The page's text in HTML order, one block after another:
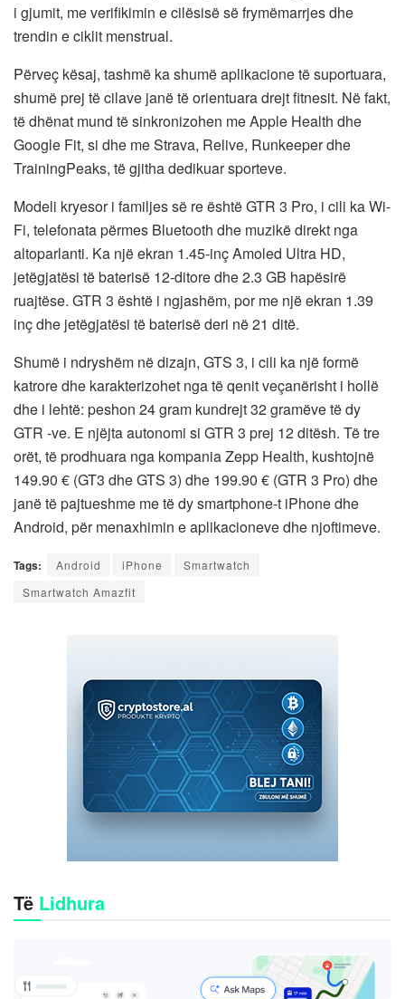
i gjumit, me verifikimin e cilësisë së frymëmarrjes dhe
trendin e ciklit menstrual.
Përveç kësaj, tashmë ka shumë aplikacione të suportuara,
shumë prej të cilave janë të orientuara drejt fitnesit. Në fakt,
të dhënat mund të sinkronizohen me Apple Health dhe
Google Fit, si dhe me Strava, Relive, Runkeeper dhe
TrainingPeaks, të gjitha dedikuar sporteve.
Modeli kryesor i familjes së re është GTR 3 Pro, i cili ka Wi-
Fi, telefonata përmes Bluetooth dhe muzikë direkt nga
altoparlanti. Ka një ekran 1.45-inç Amoled Ultra HD,
jetëgjatësi të baterisë 12-ditore dhe 2.3 GB hapësirë ​​
ruajtëse. GTR 3 është i ngjashëm, por me një ekran 1.39
inç dhe jetëgjatësi të baterisë deri në 21 ditë.
Shumë i ndryshëm në dizajn, GTS 3, i cili ka një formë
katrore dhe karakterizohet nga të qenit veçanërisht i hollë
dhe i lehtë: peshon 24 gram kundrejt 32 gramëve të dy
GTR -ve. E njëjta autonomi si GTR 3 prej 12 ditësh. Të tre
orët, të prodhuara nga kompania Zepp Health, kushtojnë
149.90 € (GT3 dhe GTS 3) dhe 199.90 € (GTR 3 Pro) dhe
janë të pajtueshme me të dy smartphone-t iPhone dhe
Android, për menaxhimin e aplikacioneve dhe njoftimeve.
Tags: Android iPhone
Smartwatch
Smartwatch Amazfit
Të Lidhura